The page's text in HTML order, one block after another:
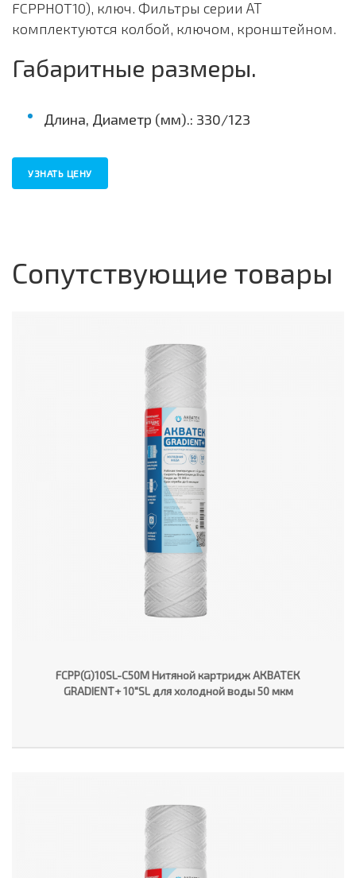
FCPPHOT10), ключ. Фильтры серии АТ
комплектуются колбой, ключом, кронштейном.
Габаритные размеры.
Длина, Диаметр (мм).: 330/123
УЗНАТЬ ЦЕНУ
Сопутствующие товары
FCPP(G)10SL-C50M Нитяной картридж АКВАТЕК
GRADIENT+ 10"SL для холодной воды 50 мкм